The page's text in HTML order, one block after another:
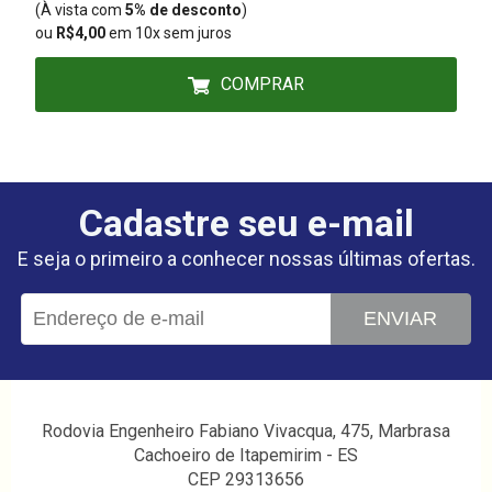
(À vista com 5% de desconto)
ou R$4,00em 10x sem juros
COMPRAR
Cadastre seu e-mail
E seja o primeiro a conhecer nossas últimas ofertas.
ENVIAR
Rodovia Engenheiro Fabiano Vivacqua, 475, Marbrasa
Cachoeiro de Itapemirim - ES
CEP 29313656